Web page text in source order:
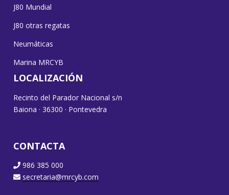
J80 Mundial
J80 otras regatas
Neumáticas
Marina MRCYB
LOCALIZACIÓN
Recinto del Parador Nacional s/n
Baiona · 36300 · Pontevedra
CONTACTA
986 385 000
secretaria@mrcyb.com